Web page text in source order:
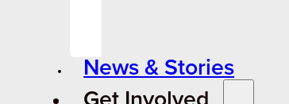
News & Stories